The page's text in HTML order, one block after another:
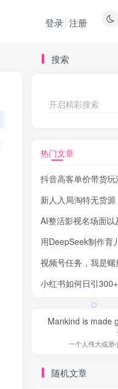
登录 注册
搜索
开启精彩搜索
热门文章
Mankind is made
一个人伟大或渺
随机文章